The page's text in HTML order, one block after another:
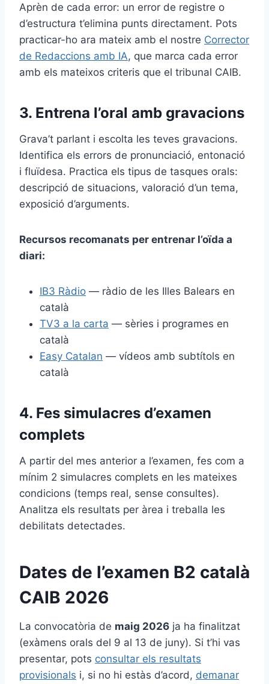
Aprèn de cada error: un error de registre o
d’estructura t’elimina punts directament. Pots
practicar-ho ara mateix amb el nostre Corrector
de Redaccions amb IA, que marca cada error
amb els mateixos criteris que el tribunal CAIB.
3. Entrena l’oral amb gravacions
Grava’t parlant i escolta les teves gravacions.
Identifica els errors de pronunciació, entonació
i fluïdesa. Practica els tipus de tasques orals:
descripció de situacions, valoració d’un tema,
exposició d’arguments.
Recursos recomanats per entrenar l’oïda a
diari:
IB3 Ràdio — ràdio de les Illes Balears en
català
TV3 a la carta — sèries i programes en
català
Easy Catalan — vídeos amb subtítols en
català
4. Fes simulacres d’examen
complets
A partir del mes anterior a l’examen, fes com a
mínim 2 simulacres complets en les mateixes
condicions (temps real, sense consultes).
Analitza els resultats per àrea i treballa les
debilitats detectades.
Dates de l’examen B2 català
CAIB 2026
La convocatòria de maig 2026 ja ha finalitzat
(exàmens orals del 9 al 13 de juny). Si t’hi vas
presentar, pots consultar els resultats
provisionals i, si no hi estàs d’acord, demanar